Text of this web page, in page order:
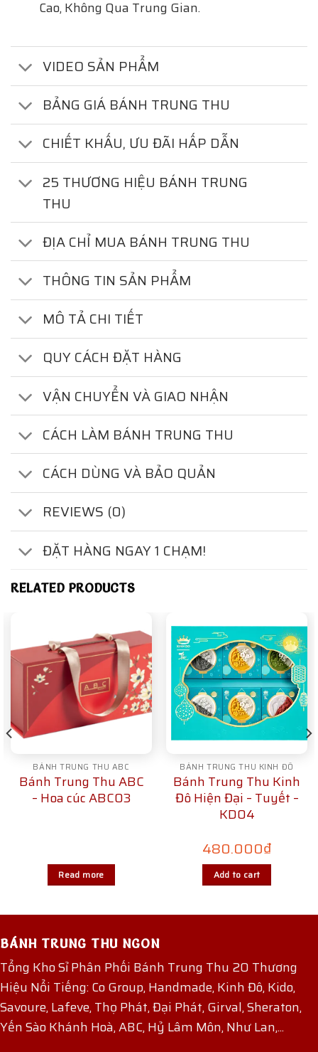
Cao, Không Qua Trung Gian.
VIDEO SẢN PHẨM
BẢNG GIÁ BÁNH TRUNG THU
CHIẾT KHẤU, ƯU ĐÃI HẤP DẪN
25 THƯƠNG HIỆU BÁNH TRUNG
THU
ĐỊA CHỈ MUA BÁNH TRUNG THU
THÔNG TIN SẢN PHẨM
MÔ TẢ CHI TIẾT
QUY CÁCH ĐẶT HÀNG
VẬN CHUYỂN VÀ GIAO NHẬN
CÁCH LÀM BÁNH TRUNG THU
CÁCH DÙNG VÀ BẢO QUẢN
REVIEWS (0)
ĐẶT HÀNG NGAY 1 CHẠM!
RELATED PRODUCTS
BÁNH TRUNG THU ABC
Bánh Trung Thu ABC
– Hoa cúc ABC03
Read more
BÁNH TRUNG THU KINH ĐÔ
Bánh Trung Thu Kinh
Đô Hiện Đại – Tuyết –
KD04
480.000₫
Add to cart
BÁNH TRUNG THU NGON
Tổng Kho Sỉ Phân Phối Bánh Trung Thu 20 Thương
Hiệu Nổi Tiếng: Co Group, Handmade, Kinh Đô, Kido,
Savoure, Lafeve, Thọ Phát, Đại Phát, Girval, Sheraton,
Yến Sào Khánh Hoà, ABC, Hỷ Lâm Môn, Như Lan,...